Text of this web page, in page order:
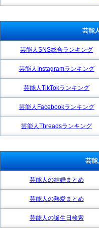
芸能
芸能人SNS総合ランキング
芸能人Instagramランキング
芸能人TikTokランキング
芸能人Facebookランキング
芸能人Threadsランキング
芸能
芸能人の結婚まとめ
芸能人の熱愛まとめ
芸能人の誕生日検索